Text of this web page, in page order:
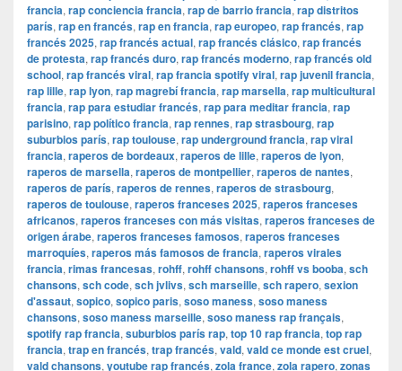
francia, rap conciencia francia, rap de barrio francia, rap distritos
parís, rap en francés, rap en francia, rap europeo, rap francés, rap
francés 2025, rap francés actual, rap francés clásico, rap francés
de protesta, rap francés duro, rap francés moderno, rap francés old
school, rap francés viral, rap francia spotify viral, rap juvenil francia,
rap lille, rap lyon, rap magrebí francia, rap marsella, rap multicultural
francia, rap para estudiar francés, rap para meditar francia, rap
parisino, rap político francia, rap rennes, rap strasbourg, rap
suburbios parís, rap toulouse, rap underground francia, rap viral
francia, raperos de bordeaux, raperos de lille, raperos de lyon,
raperos de marsella, raperos de montpellier, raperos de nantes,
raperos de parís, raperos de rennes, raperos de strasbourg,
raperos de toulouse, raperos franceses 2025, raperos franceses
africanos, raperos franceses con más visitas, raperos franceses de
origen árabe, raperos franceses famosos, raperos franceses
marroquíes, raperos más famosos de francia, raperos virales
francia, rimas francesas, rohff, rohff chansons, rohff vs booba, sch
chansons, sch code, sch jvlivs, sch marseille, sch rapero, sexion
d'assaut, sopico, sopico paris, soso maness, soso maness
chansons, soso maness marseille, soso maness rap français,
spotify rap francia, suburbios parís rap, top 10 rap francia, top rap
francia, trap en francés, trap francés, vald, vald ce monde est cruel,
vald chansons, youtube rap francés, zola france, zola rapero, zonas